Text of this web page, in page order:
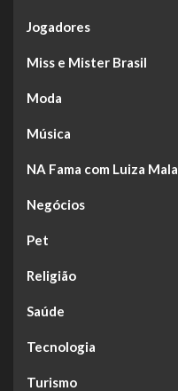
Jogadores
Miss e Mister Brasil
Moda
Música
NA Fama com Luiza
Negócios
Pet
Religião
Saúde
Tecnologia
Turismo